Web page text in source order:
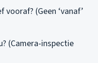
(Geen ‘vanaf’
(Camera-inspectie